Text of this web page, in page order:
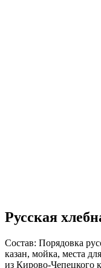
Русская
Состав: Порядовка
казан, мойка, места
из Кирово-Чепецкого